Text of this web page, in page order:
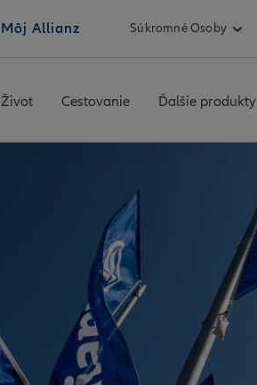
Môj Allianz Súkromné Osoby
Život Cestovanie Ďalšie produkty